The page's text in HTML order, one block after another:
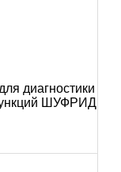
диагностики
ШУФРИД